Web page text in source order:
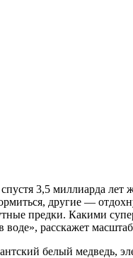
3,5 миллиарда
другие —
предки. Какими
расскажет
белый медведь,